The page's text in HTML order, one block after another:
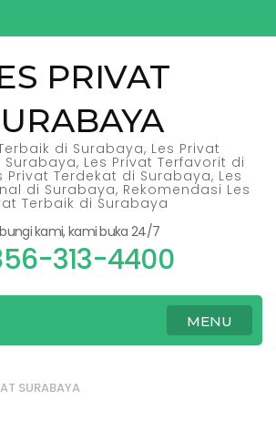
PRIVAT
di Surabaya, Les Privat
Les Privat Terfavorit di
Privat Terdekat di Surabaya, Les
di Surabaya, Rekomendasi Les
Terbaik di Surabaya
kami, kami buka 24/7
313-4400
MENU
SURABAYA